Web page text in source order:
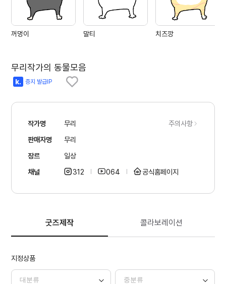
꺼멍이 말티 치즈깡
무리작가의 동물모음
증지 발급IP
작가명 무리
주의사항
판매자명
무리
장르
일상
채널
312 064 공식홈페이지
굿즈제작 콜라보레이션
지정상품